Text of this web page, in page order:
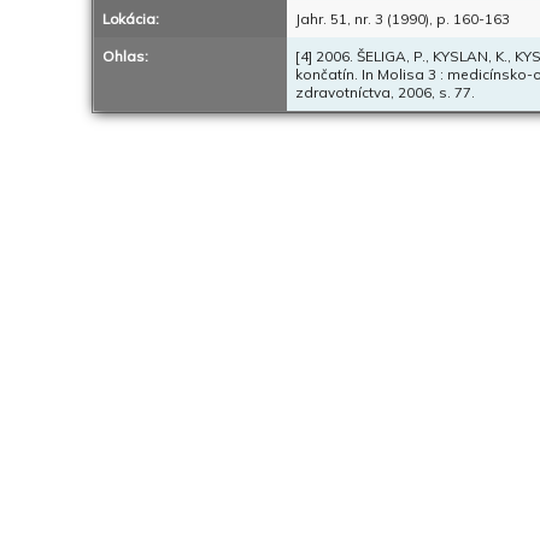
Lokácia: Jahr. 51, nr. 3 (1990), p. 160-163
Ohlas:
[4] 2006. ŠELIGA, P., KYSLAN, K.,
končatín. In Molisa 3 :
zdravotníctva, 2006, s. 77.